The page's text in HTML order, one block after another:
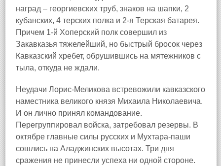
наград – георгиевских труб, знаков на шапки, 2
кубанских, 4 терских полка и 2-я Терская батарея.
Причем 1-й Хоперский полк совершил из
Закавказья тяжелейший, но быстрый бросок через
Кавказский хребет, обрушившись на мятежников с
тыла, откуда не ждали.
Неудачи Лорис-Меликова встревожили кавказского
наместника великого князя Михаила Николаевича.
И он лично принял командование.
Перегруппировал войска, затребовал резервы. В
октябре главные силы русских и Мухтара-паши
сошлись на Аладжинских высотах. Три дня
сражения не принесли успеха ни одной стороне.